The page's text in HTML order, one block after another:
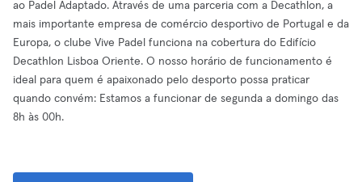
ao Padel Adaptado. Através de uma parceria com a Decathlon, a
mais importante empresa de comércio desportivo de Portugal e da
Europa, o clube Vive Padel funciona na cobertura do Edifício
Decathlon Lisboa Oriente. O nosso horário de funcionamento é
ideal para quem é apaixonado pelo desporto possa praticar
quando convém: Estamos a funcionar de segunda a domingo das
8h às 00h.